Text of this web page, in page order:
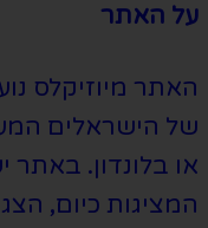
על האתר
האתר מיוזיקלס
של הישראלים
או בלונדון. באתר
המציגות כיום,